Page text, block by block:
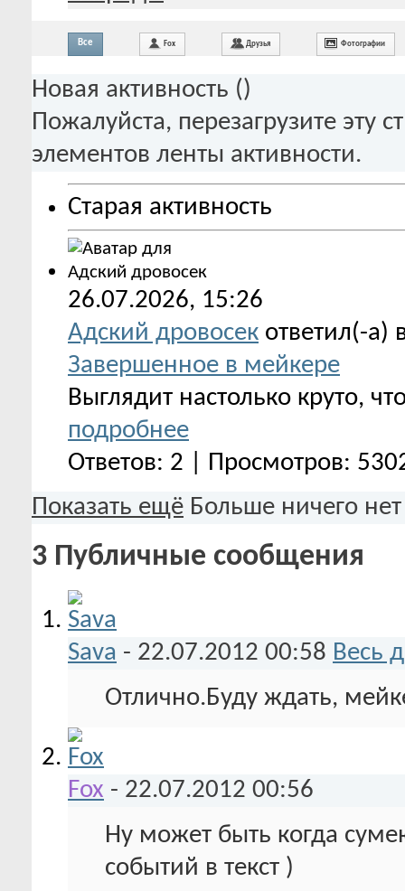
Все Fox Друзья Фотографии
Новая активность ()
Пожалуйста, перезагрузите эту
элементов ленты активности.
Старая активность
26.07.2026, 15:26
Адский дровосек ответил(-а)
Завершенное в мейкере
Выглядит настолько круто,
подробнее
Ответов: 2 | Просмотров:
Показать ещё Больше ничего нет
3 Публичные сообщения
Sava - 22.07.2012 00:58 Весь
Отлично.Буду ждать,
Fox - 22.07.2012 00:56
Ну может быть когда
событий в текст )